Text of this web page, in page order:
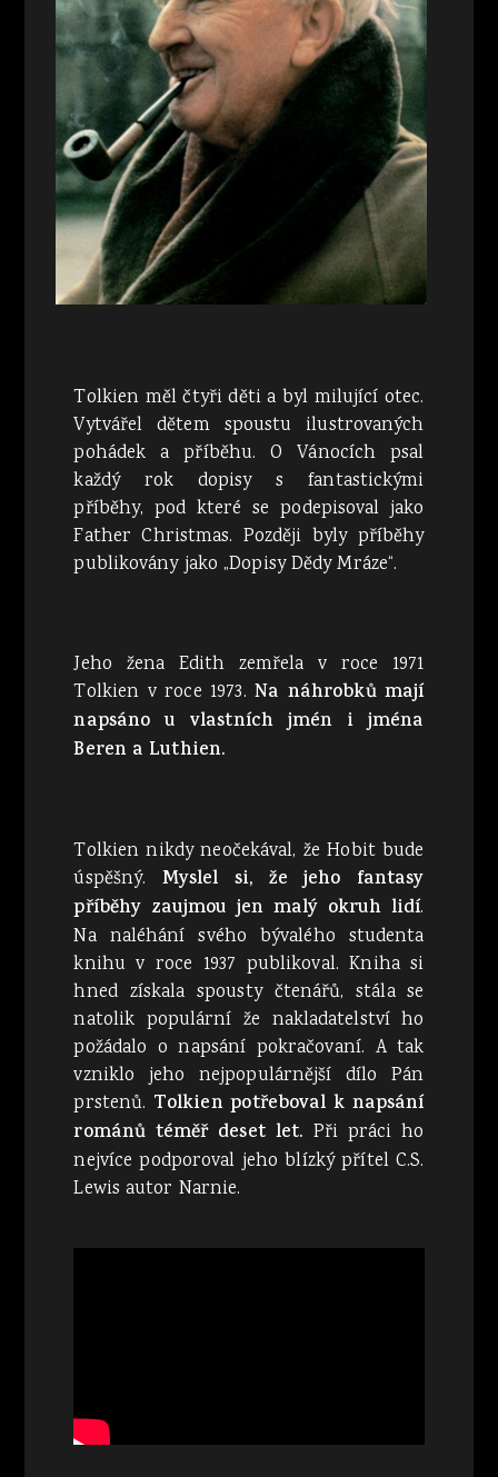
Tolkien měl čtyři děti a byl milující otec.
Vytvářel dětem spoustu ilustrovaných
pohádek a příběhu. O Vánocích psal
každý rok dopisy s fantastickými
příběhy, pod které se podepisoval jako
Father Christmas. Později byly příběhy
publikovány jako „Dopisy Dědy Mráze“.
Jeho žena Edith zemřela v roce 1971
Tolkien v roce 1973.Na náhrobků mají
napsáno u vlastních jmén i jména
Beren a Luthien.
Tolkien nikdy neočekával, že Hobit bude
úspěšný. Myslel si, že jeho fantasy
příběhy zaujmou jen malý okruh lidí.
Na naléhání svého bývalého studenta
knihu v roce 1937 publikoval. Kniha si
hned získala spousty čtenářů, stála se
natolik populární že nakladatelství ho
požádalo o napsání pokračovaní. A tak
vzniklo jeho nejpopulárnější dílo Pán
prstenů. Tolkien potřeboval k napsání
románů téměř deset let. Při práci ho
nejvíce podporoval jeho blízký přítel C.S.
Lewis autor Narnie.